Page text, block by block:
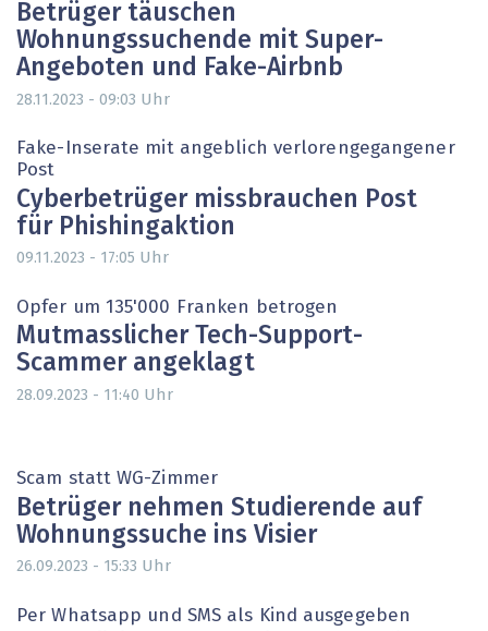
Betrüger täuschen
Wohnungssuchende mit Super-
Angeboten und Fake-Airbnb
28.11.2023 - 09:03 Uhr
Fake-Inserate mit angeblich verlorengegangener
Post
Cyberbetrüger missbrauchen Post
für Phishingaktion
09.11.2023 - 17:05 Uhr
Opfer um 135'000 Franken betrogen
Mutmasslicher Tech-Support-
Scammer angeklagt
28.09.2023 - 11:40 Uhr
Scam statt WG-Zimmer
Betrüger nehmen Studierende auf
Wohnungssuche ins Visier
26.09.2023 - 15:33 Uhr
Per Whatsapp und SMS als Kind ausgegeben